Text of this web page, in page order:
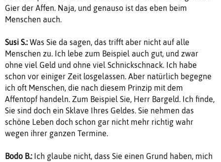
Gier der Affen. Naja, und genauso ist das eben beim
Menschen auch.
Susi S.: Was Sie da sagen, das trifft aber nicht auf alle
Menschen zu. Ich lebe zum Beispiel auch gut, und zwar
ohne viel Geld und ohne viel Schnickschnack. Ich habe
schon vor einiger Zeit losgelassen. Aber natürlich begegne
ich oft Menschen, die nach diesem Prinzip mit dem
Affentopf handeln. Zum Beispiel Sie, Herr Bargeld. Ich finde,
Sie sind doch ein Sklave Ihres Geldes. Sie nehmen das
schöne Leben doch schon gar nicht mehr richtig wahr
wegen ihrer ganzen Termine.
Bodo B.: Ich glaube nicht, dass Sie einen Grund haben, mich